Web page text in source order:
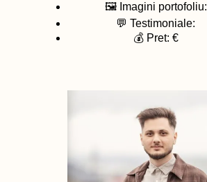
🖼️ Imagini portofoliu:
💬 Testimoniale:
💰 Pret: €